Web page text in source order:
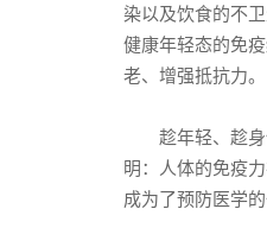
染以及饮食的不
健康年轻态的免
老、增强抵抗力。
趁年轻、趁身体
明：人体的免疫
成为了预防医学的